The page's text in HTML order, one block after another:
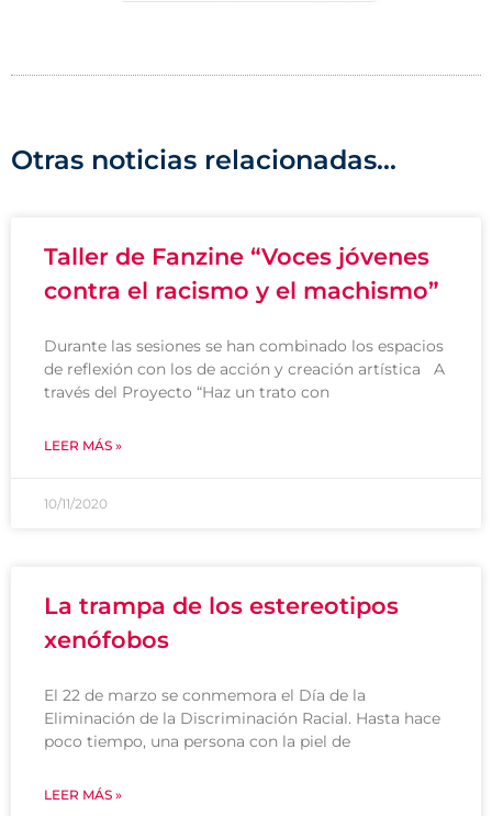
Otras noticias relacionadas...
Taller de Fanzine “Voces jóvenes
contra el racismo y el machismo”
Durante las sesiones se han combinado los espacios
de reflexión con los de acción y creación artística A
través del Proyecto “Haz un trato con
LEER MÁS »
10/11/2020
La trampa de los estereotipos
xenófobos
El 22 de marzo se conmemora el Día de la
Eliminación de la Discriminación Racial. Hasta hace
poco tiempo, una persona con la piel de
LEER MÁS »